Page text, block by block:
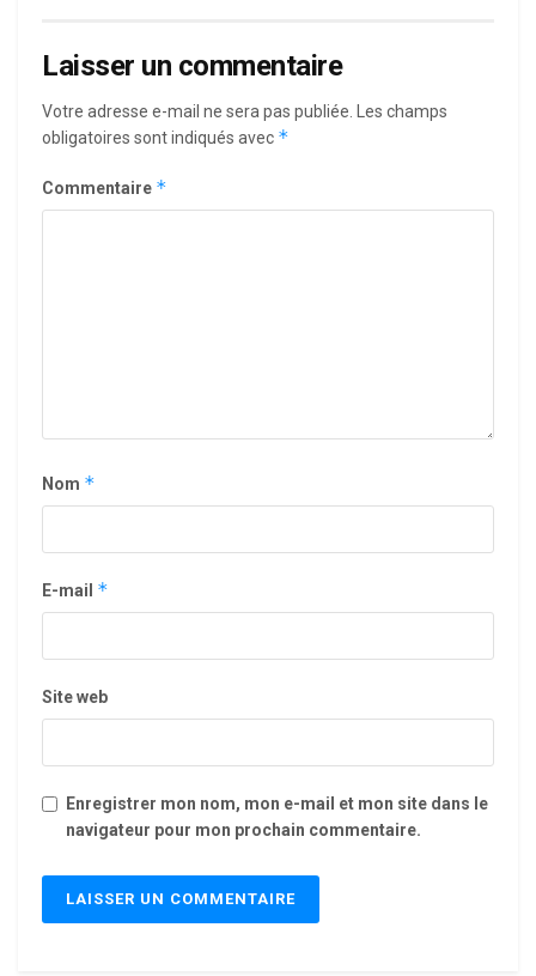
Laisser un commentaire
Votre adresse e-mail ne sera pas publiée. Les champs
obligatoires sont indiqués avec *
Commentaire *
Nom *
E-mail *
Site web
Enregistrer mon nom, mon e-mail et mon site dans le
navigateur pour mon prochain commentaire.